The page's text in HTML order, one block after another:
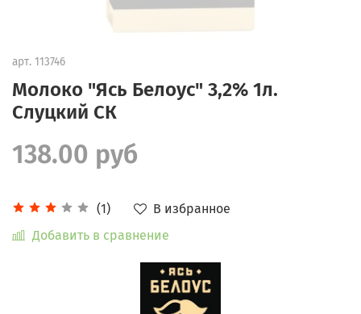
арт. 113746
Молоко "Ясь Белоус" 3,2% 1л.
Слуцкий СК
(1)
В избранное
Добавить в сравнение
138.00 руб